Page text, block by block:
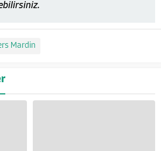
Mardin